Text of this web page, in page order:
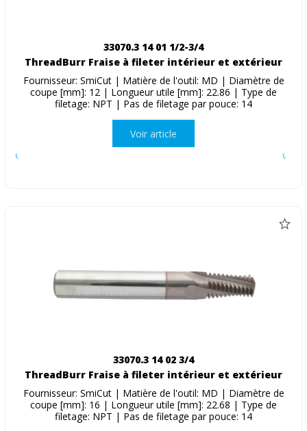
33070.3 14 01 1/2-3/4
ThreadBurr Fraise à fileter intérieur et extérieur
Fournisseur: SmiCut | Matière de l'outil: MD | Diamètre de
coupe [mm]: 12 | Longueur utile [mm]: 22.86 | Type de
filetage: NPT | Pas de filetage par pouce: 14
Voir article
33070.3 14 02 3/4
ThreadBurr Fraise à fileter intérieur et extérieur
Fournisseur: SmiCut | Matière de l'outil: MD | Diamètre de
coupe [mm]: 16 | Longueur utile [mm]: 22.68 | Type de
filetage: NPT | Pas de filetage par pouce: 14